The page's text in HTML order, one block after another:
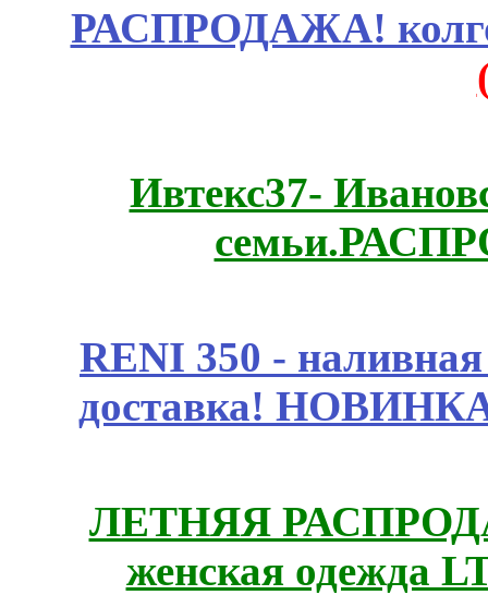
РАСПРОДАЖА!
Ивтекс37-
RENI 350 -
доставка!
ЛЕТНЯЯ
женская одежда